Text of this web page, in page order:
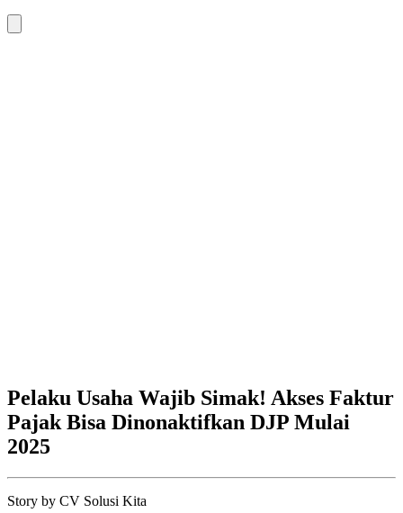
Pelaku Usaha Wajib Simak! Akses Faktur
Pajak Bisa Dinonaktifkan DJP Mulai
2025
Story by CV Solusi Kita